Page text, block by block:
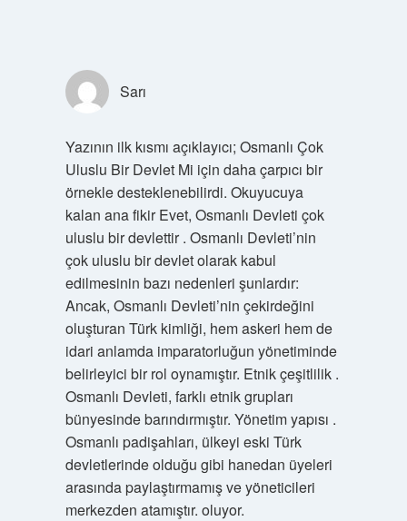
Sarı
Yazının ilk kısmı açıklayıcı; Osmanlı Çok
Uluslu Bir Devlet Mi için daha çarpıcı bir
örnekle desteklenebilirdi. Okuyucuya
kalan ana fikir Evet, Osmanlı Devleti çok
uluslu bir devlettir . Osmanlı Devleti’nin
çok uluslu bir devlet olarak kabul
edilmesinin bazı nedenleri şunlardır:
Ancak, Osmanlı Devleti’nin çekirdeğini
oluşturan Türk kimliği, hem askeri hem de
idari anlamda imparatorluğun yönetiminde
belirleyici bir rol oynamıştır. Etnik çeşitlilik .
Osmanlı Devleti, farklı etnik grupları
bünyesinde barındırmıştır. Yönetim yapısı .
Osmanlı padişahları, ülkeyi eski Türk
devletlerinde olduğu gibi hanedan üyeleri
arasında paylaştırmamış ve yöneticileri
merkezden atamıştır. oluyor.